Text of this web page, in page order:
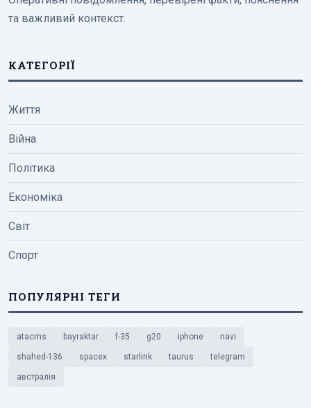
та важливий контекст.
КАТЕГОРІЇ
Життя
Війна
Політика
Економіка
Світ
Спорт
ПОПУЛЯРНІ ТЕГИ
atacms bayraktar f-35 g20 iphone navi
shahed-136 spacex starlink taurus telegram
австралія